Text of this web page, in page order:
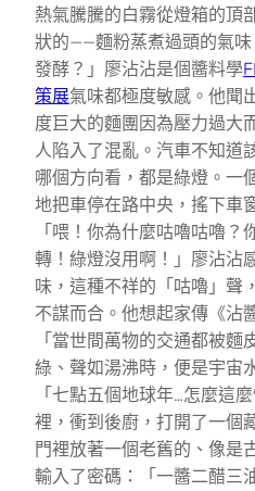
熱氣騰騰的白霧從燈箱的頂
狀的——麵粉蒸煮過頭的氣
發酵？」廖沾沾是個醬料學
策展氣味都極度敏感。他聞
度巨大的麵團因為壓力過大
人陷入了混亂。汽車不知道
哪個方向看，都是綠燈。一
地把車停在路中央，搖下車
「喂！你為什麼咕嚕咕嚕
轉！綠燈沒用啊！」廖沾沾
味，這種不祥的「咕嚕」聲
不謀而合。他想起家傳《沾
「當世間萬物的交通都被
綠、聲如湯沸時，便是宇宙
「七點五個地球年…怎麼這
裡，衝到後廚，打開了一個
門裡放著一個老舊的、像是
輸入了密碼：「一醬二醋三